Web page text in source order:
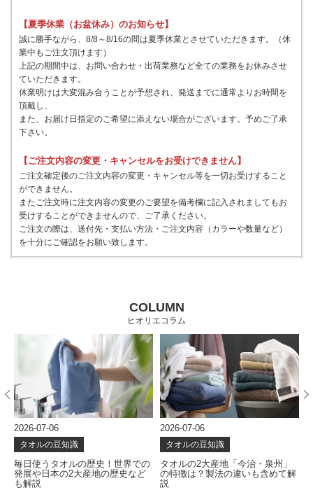
【夏季休業（お盆休み）のお知らせ】
誠に勝手ながら、8/8～8/16の間は夏季休業とさせていただきます。（休
業中もご注文頂けます）
上記の期間中は、お問い合わせ・出荷業務など全ての業務をお休みさせ
ていただきます。
休業明けは大変混み合うことが予想され、発送までに通常よりお時間を
頂戴し、
また、お届け日指定のご希望に添えない場合がございます。予めご了承
下さい。
【ご注文内容の変更・キャンセルをお受けできません】
ご注文確定後のご注文内容の変更・キャンセル等を一切お受けすること
ができません。
またご注文時に注文内容の変更のご要望を備考欄に記入されましてもお
受けすることができませんので、ご了承ください。
ご注文の際は、送付先・支払い方法・ご注文内容（カラーや数量など）
を十分にご確認をお願い致します。
COLUMN
ヒオリエコラム
の
2026-07-06
タオルの豆知識
タオルの2大産地「今治・泉州」
の特徴は？製法の違いも含めて解
説
2026-06-24
タオルの豆知識
タオルはどう作られる？使い心地
を左右する製造工程を解説